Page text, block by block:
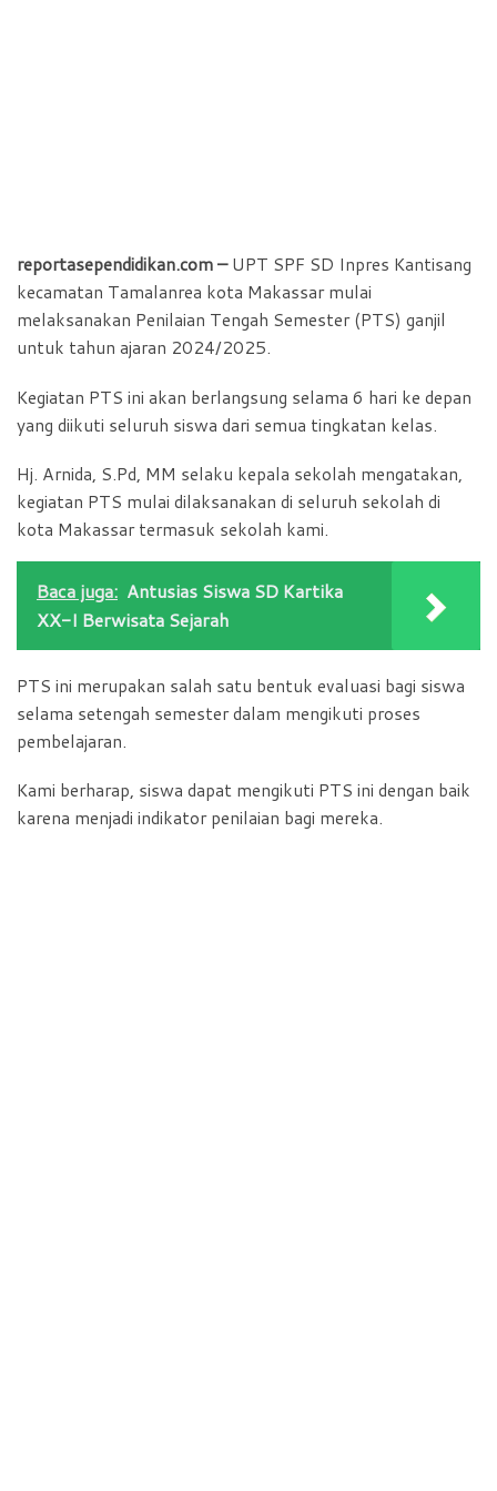
reportasependidikan.com –UPT SPF SD Inpres Kantisang
kecamatan Tamalanrea kota Makassar mulai
melaksanakan Penilaian Tengah Semester (PTS) ganjil
untuk tahun ajaran 2024/2025.
Kegiatan PTS ini akan berlangsung selama 6 hari ke depan
yang diikuti seluruh siswa dari semua tingkatan kelas.
Hj. Arnida, S.Pd, MM selaku kepala sekolah mengatakan,
kegiatan PTS mulai dilaksanakan di seluruh sekolah di
kota Makassar termasuk sekolah kami.
Baca juga: Antusias Siswa SD Kartika
XX-I Berwisata Sejarah
PTS ini merupakan salah satu bentuk evaluasi bagi siswa
selama setengah semester dalam mengikuti proses
pembelajaran.
Kami berharap, siswa dapat mengikuti PTS ini dengan baik
karena menjadi indikator penilaian bagi mereka.